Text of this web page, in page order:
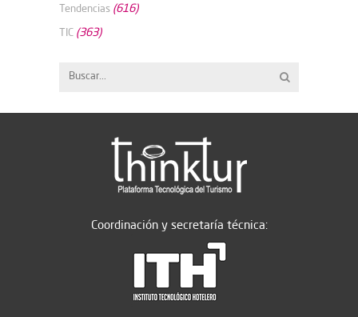
Tendencias (616)
TIC (363)
Coordinación y secretaría técnica: